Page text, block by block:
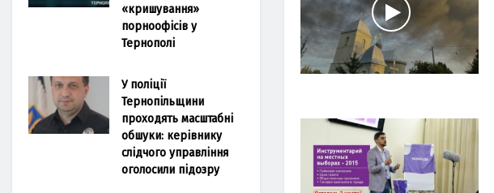
«кришування»
порноофісів у
Тернополі
У поліції
Тернопільщини
проходять масштабні
обшуки: керівнику
слідчого управління
оголосили підозру